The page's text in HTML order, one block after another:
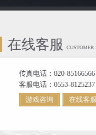
在线客服 CUSTOMER
传真电话：020-85166566
客服电话：0553-8125237
游戏咨询
在线客服